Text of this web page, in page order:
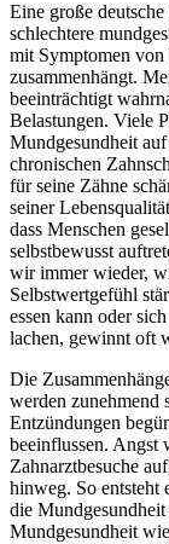
Eine große
schlechtere
mit Symptomen von
zusammenhängt.
beeinträchtigt
Belastungen. Viele
Mundgesundheit
chronischen
für seine Zähne
seiner
dass Menschen
selbstbewusst
wir immer wieder,
Selbstwertgefühl
essen kann oder
lachen, gewinnt oft
Die
werden zunehmend
Entzündungen
beeinflussen. Angst
Zahnarztbesuche
hinweg. So entsteht
die
Mundgesundheit